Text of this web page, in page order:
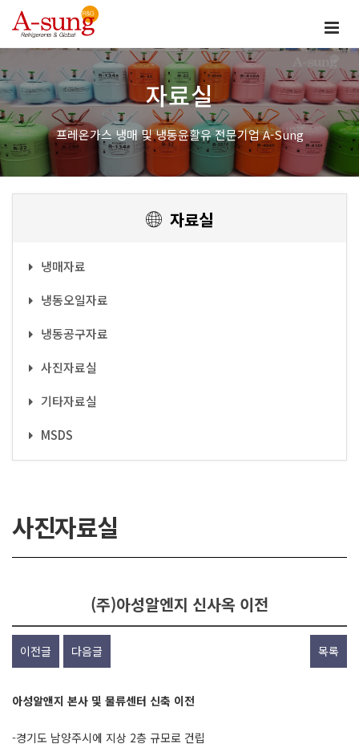
자료실
프레온가스 냉매 및 냉동윤활유 전문기업 A-Sung
자료실
냉매자료
냉동오일자료
냉동공구자료
사진자료실
기타자료실
MSDS
사진자료실
(주)아성알엔지 신사옥 이전
이전글 다음글 목록
아성알앤지 본사 및 물류센터 신축 이전
-경기도 남양주시에 지상 2층 규모로 건립